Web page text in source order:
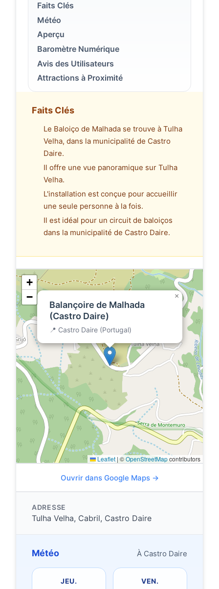
Faits Clés
Météo
Aperçu
Baromètre Numérique
Avis des Utilisateurs
Attractions à Proximité
Faits Clés
Le Baloiço de Malhada se trouve à Tulha
Velha, dans la municipalité de Castro
Daire.
Il offre une vue panoramique sur Tulha
Velha.
L'installation est conçue pour accueillir
une seule personne à la fois.
Il est idéal pour un circuit de baloiços
dans la municipalité de Castro Daire.
Balançoire de Malhada
(Castro Daire)
📍 Castro Daire (Portugal)
×
+
−
Leaflet | ©OpenStreetMapcontributors
Ouvrir dans Google Maps →
ADRESSE
Tulha Velha, Cabril, Castro Daire
Météo À Castro Daire
JEU. VEN.